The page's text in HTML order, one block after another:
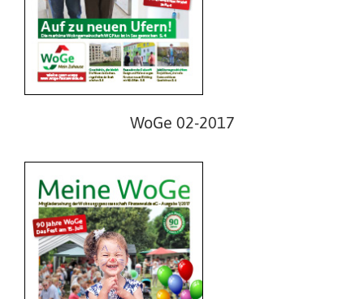
WoGe 02-2017
WoGe 01-2017